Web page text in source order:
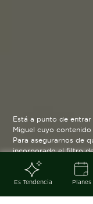
Está a punto de
Miguel cuyo
Para asegurarnos de
incorporado el filtro
verazmente. Su
de cookies técnicas
serán eliminadas
Es Tendencia Planes